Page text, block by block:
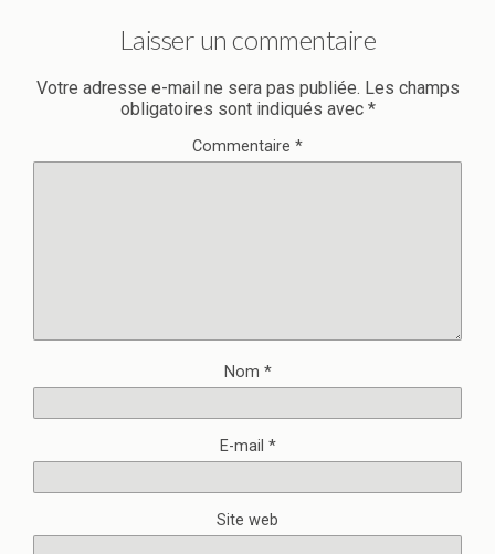
Laisser un commentaire
Votre adresse e-mail ne sera pas publiée. Les champs
obligatoires sont indiqués avec *
Commentaire *
Nom *
E-mail *
Site web